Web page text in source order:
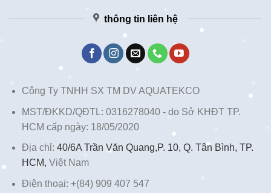
thông tin liên hệ
Công Ty TNHH SX TM DV AQUATEKCO
MST/ĐKKD/QĐTL: 0316278040 - do Sở KHĐT TP.
HCM cấp ngày: 18/05/2020
Địa chỉ: 40/6A Trần Văn Quang,P. 10, Q. Tân Bình, TP.
HCM, Việt Nam
Điện thoại: +(84) 909 407 547